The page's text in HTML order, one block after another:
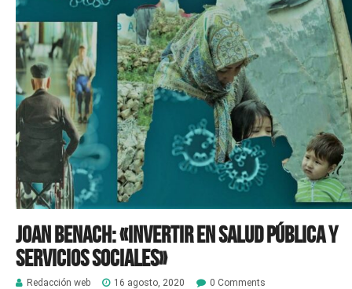
Joan Benach: «Invertir en Salud Pública y
Servicios Sociales»
Redacción web 16 agosto, 2020 0 Comments